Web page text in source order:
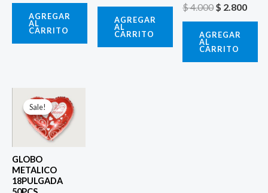
AGREGAR
AL
CARRITO
AGREGAR
AL
CARRITO
$4.000$ 2.800
AGREGAR
AL
CARRITO
Sale!
Sale!
GLOBO
METALICO
18PULGADA
precio
original
era:
$ 4.000.